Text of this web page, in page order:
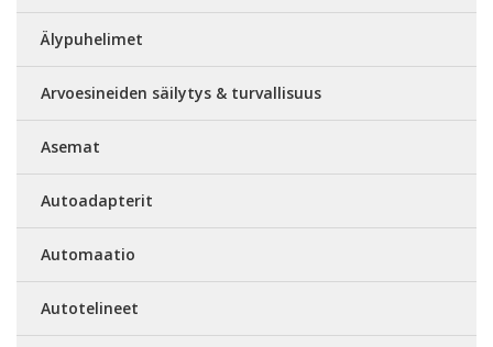
Älypuhelimet
Arvoesineiden säilytys & turvallisuus
Asemat
Autoadapterit
Automaatio
Autotelineet